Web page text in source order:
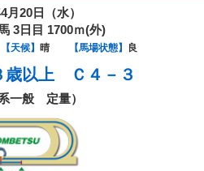
月20日（水）
3日目 1700ｍ(外)
【天候】 晴 【馬場状態】 良
歳以上 Ｃ４－３
系一般 定量）